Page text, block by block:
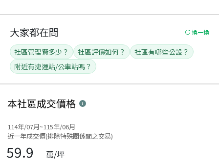
大家都在問 換一換
社區管理費多少？ 社區評價如何？
社區有哪些公設？
附近有捷運站/公車站嗎？
本社區成交價格
114年/07月~115年/06月
近一年成交價(排除特殊關係間之交易)
59.9 萬/坪